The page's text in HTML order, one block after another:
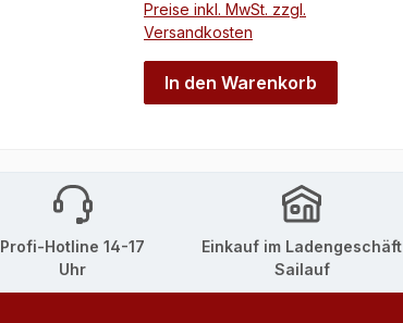
Preise inkl. MwSt. zzgl.
Versandkosten
In den Warenkorb
Profi-Hotline 14-17
Uhr
Einkauf im Ladengeschäft
Sailauf